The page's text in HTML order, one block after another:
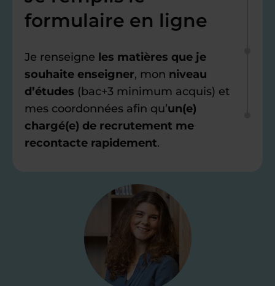
formulaire en ligne
Je renseigne les matières que je
souhaite enseigner, mon niveau
d’études (bac+3 minimum acquis) et
mes coordonnées afin qu’un(e)
chargé(e) de recrutement me
recontacte rapidement.
Je valide ma
candidature
test de 15 minutes